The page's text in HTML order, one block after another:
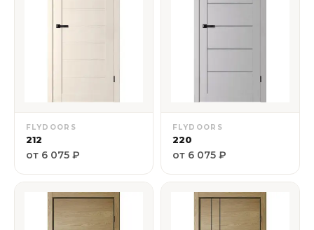
FLYDOORS
212
от 6 075 ₽
FLYDOORS
220
от 6 075 ₽